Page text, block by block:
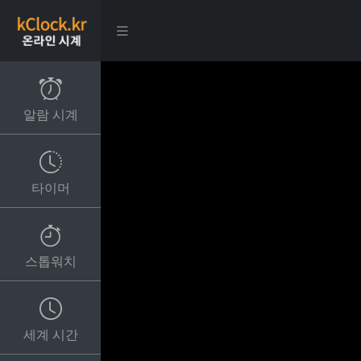
알람 시계
타이머
스톱워치
세계 시간